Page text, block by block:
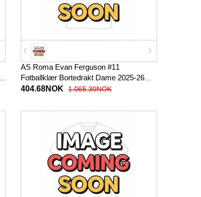
AS Roma Evan Ferguson #11
Fotballklær Bortedrakt Dame 2025-26
Kortermet
404.68NOK 1.065.30NOK